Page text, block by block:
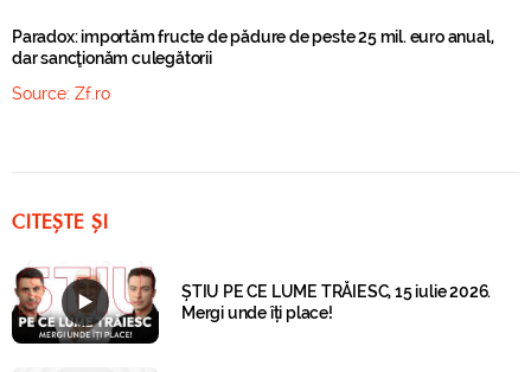
Paradox: importăm fructe de pădure de peste 25 mil. euro anual,
dar sancţionăm culegătorii
Source: Zf.ro
CITEȘTE ȘI
ȘTIU PE CE LUME TRĂIESC, 15 iulie 2026.
Mergi unde îți place!